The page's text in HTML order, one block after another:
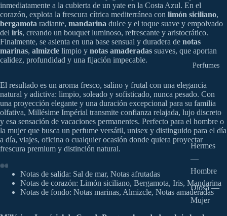
Perfumes
Hermes
—
Hombre
Diosa —
Mujer
inmediatamente a la cubierta de un yate en la Costa Azul. En el
corazón, explota la frescura cítrica mediterránea con limón siciliano,
bergamota radiante, mandarina dulce y el toque suave y empolvado
del iris, creando un bouquet luminoso, refrescante y aristocrático.
Finalmente, se asienta en una base sensual y duradera de notas
marinas, almizcle limpio y notas amaderadas suaves, que aportan
calidez, profundidad y una fijación impecable.
El resultado es un aroma fresco, salino y frutal con una elegancia
natural y adictiva: limpio, soleado y sofisticado, nunca pesado. Con
una proyección elegante y una duración excepcional para su familia
olfativa, Millésime Impérial transmite confianza relajada, lujo discreto
y esa sensación de vacaciones permanentes. Perfecto para el hombre o
la mujer que busca un perfume versátil, unisex y distinguido para el día
a día, viajes, oficina o cualquier ocasión donde quiera proyectar
frescura premium y distinción natural.
Notas de salida: Sal de mar, Notas afrutadas
Notas de corazón: Limón siciliano, Bergamota, Iris, Mandarina
Notas de fondo: Notas marinas, Almizcle, Notas amaderadas